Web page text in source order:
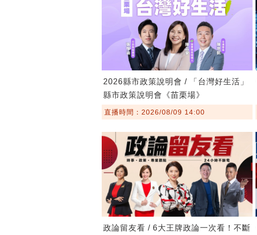
2026縣市政策說明會 / 「台灣好生活」
縣市政策說明會《苗栗場》
直播時間：2026/08/09 14:00
政論留友看 / 6大王牌政論一次看！不斷